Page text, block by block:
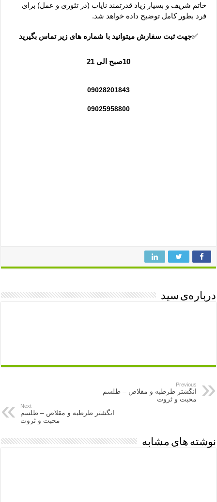
خاتم شریف و بسیار زیاد قدرتمند نایاب (در تئوری و عمل) برای
فرد بطور کامل توضیح داده خواهد شد.
✅جهت ثبت سفارش میتوانید با شماره های زیر تماس بگیرید
10صبح الی 21
09028201843
09025958800
درباره‌ی سید
Previous
انگشتر طرطبه و مقلاص – طلسم
محبت و ثروت
Next
انگشتر طرطبه و مقلاص – طلسم
محبت و ثروت
نوشته های مشابه